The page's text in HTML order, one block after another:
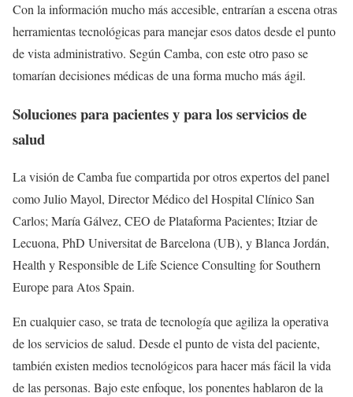
Con la información mucho más accesible, entrarían a escena otras
herramientas tecnológicas para manejar esos datos desde el punto
de vista administrativo. Según Camba, con este otro paso se
tomarían decisiones médicas de una forma mucho más ágil.
Soluciones para pacientes y para los servicios de
salud
La visión de Camba fue compartida por otros expertos del panel
como Julio Mayol, Director Médico del Hospital Clínico San
Carlos; María Gálvez, CEO de Plataforma Pacientes; Itziar de
Lecuona, PhD Universitat de Barcelona (UB), y Blanca Jordán,
Health y Responsible de Life Science Consulting for Southern
Europe para Atos Spain.
En cualquier caso, se trata de tecnología que agiliza la operativa
de los servicios de salud. Desde el punto de vista del paciente,
también existen medios tecnológicos para hacer más fácil la vida
de las personas. Bajo este enfoque, los ponentes hablaron de la